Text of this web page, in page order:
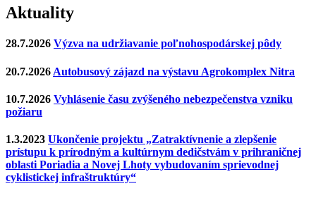
Aktuality
28.7.2026 Výzva na udržiavanie poľnohospodárskej pôdy
20.7.2026 Autobusový zájazd na výstavu Agrokomplex Nitra
10.7.2026 Vyhlásenie času zvýšeného nebezpečenstva vzniku
požiaru
1.3.2023 Ukončenie projektu „Zatraktívnenie a zlepšenie
prístupu k prírodným a kultúrnym dedičstvám v prihraničnej
oblasti Poriadia a Novej Lhoty vybudovaním sprievodnej
cyklistickej infraštruktúry“